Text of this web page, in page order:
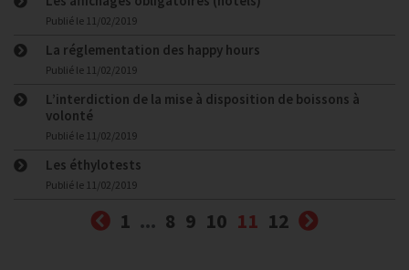
Publié le 11/02/2019
La réglementation des happy hours
Publié le 11/02/2019
L’interdiction de la mise à disposition de boissons à
volonté
Publié le 11/02/2019
Les éthylotests
Publié le 11/02/2019
Précédent
1 ... 8 9 10 11 (courante)
12